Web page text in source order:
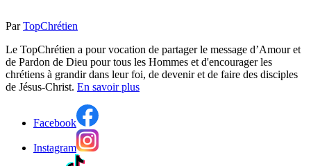
Par TopChrétien
Le TopChrétien a pour vocation de partager le message d’Amour et
de Pardon de Dieu pour tous les Hommes et d'encourager les
chrétiens à grandir dans leur foi, de devenir et de faire des disciples
de Jésus-Christ. En savoir plus
Facebook
Instagram